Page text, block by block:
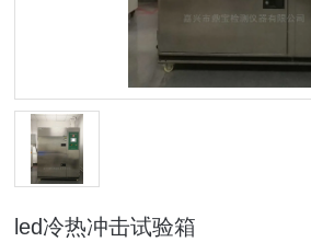
led冷热冲击试验箱